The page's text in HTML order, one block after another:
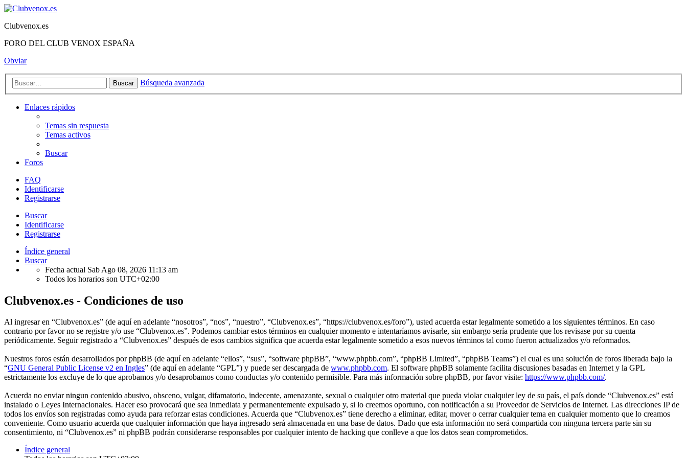
Clubvenox.es
FORO DEL CLUB VENOX ESPAÑA
Obviar
Buscar Búsqueda avanzada
Enlaces rápidos
Temas sin respuesta
Temas activos
Buscar
Foros
FAQ
Identificarse
Registrarse
Buscar
Identificarse
Registrarse
Índice general
Buscar
Fecha actual Sab Ago 08, 2026 11:13 am
Todos los horarios son UTC+02:00
Clubvenox.es - Condiciones de uso
Al ingresar en “Clubvenox.es” (de aquí en adelante “nosotros”, “nos”, “nuestro”, “Clubvenox.es”, “https://clubvenox.es/foro”), usted acuerda estar legalmente sometido a los siguientes términos. En caso
contrario por favor no se registre y/o use “Clubvenox.es”. Podemos cambiar estos términos en cualquier momento e intentaríamos avisarle, sin embargo sería prudente que los revisase por su cuenta
periódicamente. Seguir registrado a “Clubvenox.es” después de esos cambios significa que acuerda estar legalmente sometido a esos nuevos términos tal como fueron actualizados y/o reformados.
Nuestros foros están desarrollados por phpBB (de aquí en adelante “ellos”, “sus”, “software phpBB”, “www.phpbb.com”, “phpBB Limited”, “phpBB Teams”) el cual es una solución de foros liberada bajo la
“GNU General Public License v2 en Ingles” (de aquí en adelante “GPL”) y puede ser descargada de www.phpbb.com. El software phpBB solamente facilita discusiones basadas en Internet y la GPL
estrictamente los excluye de lo que aprobamos y/o desaprobamos como conductas y/o contenido permisible. Para más información sobre phpBB, por favor visite: https://www.phpbb.com/.
Acuerda no enviar ningun contenido abusivo, obsceno, vulgar, difamatorio, indecente, amenazante, sexual o cualquier otro material que pueda violar cualquier ley de su país, el país donde “Clubvenox.es” está
instalado o Leyes Internacionales. Hacer eso provocará que sea inmediata y permanentemente expulsado y, si lo creemos oportuno, con notificación a su Proveedor de Servicios de Internet. Las direcciones IP de
todos los envíos son registradas como ayuda para reforzar estas condiciones. Acuerda que “Clubvenox.es” tiene derecho a eliminar, editar, mover o cerrar cualquier tema en cualquier momento que lo creamos
conveniente. Como usuario acuerda que cualquier información que haya ingresado será almacenada en una base de datos. Dado que esta información no será compartida con ninguna tercera parte sin su
consentimiento, ni “Clubvenox.es” ni phpBB podrán considerarse responsables por cualquier intento de hacking que conlleve a que los datos sean comprometidos.
Índice general